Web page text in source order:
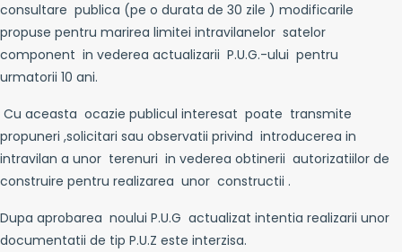
consultare publica (pe o durata de 30 zile ) modificarile
propuse pentru marirea limitei intravilanelor satelor
component in vederea actualizarii P.U.G.-ului pentru
urmatorii 10 ani.
Cu aceasta ocazie publicul interesat poate transmite
propuneri ,solicitari sau observatii privind introducerea in
intravilan a unor terenuri in vederea obtinerii autorizatiilor de
construire pentru realizarea unor constructii .
Dupa aprobarea noului P.U.G actualizat intentia realizarii unor
documentatii de tip P.U.Z este interzisa.